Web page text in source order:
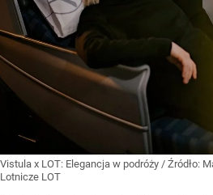
Vistula x LOT: Elegancja w podróży / Źródło:
Lotnicze LOT